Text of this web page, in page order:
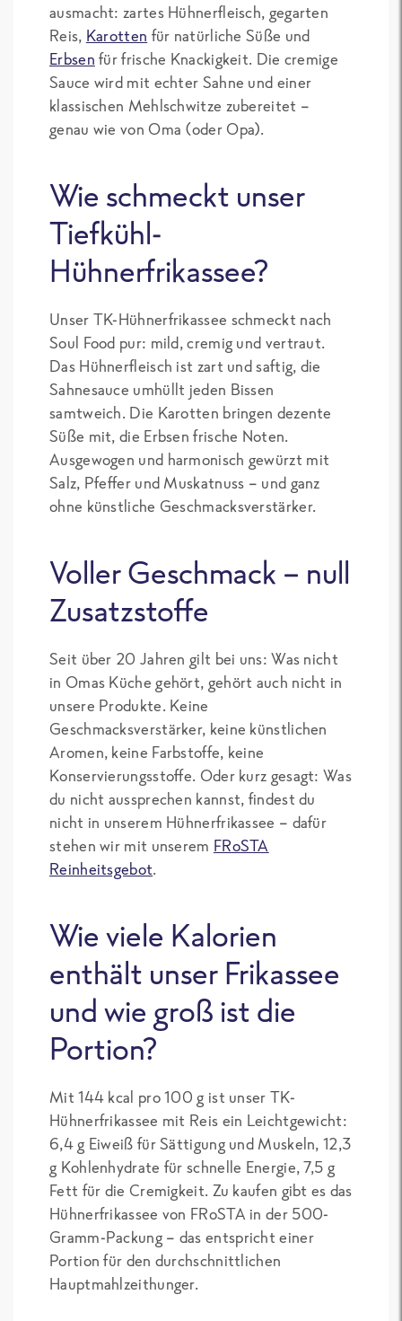
ausmacht: zartes Hühnerfleisch, gegarten
Reis, Karotten für natürliche Süße und
Erbsen für frische Knackigkeit. Die cremige
Sauce wird mit echter Sahne und einer
klassischen Mehlschwitze zubereitet –
genau wie von Oma (oder Opa).
Wie schmeckt unser
Tiefkühl-
Hühnerfrikassee?
Unser TK-Hühnerfrikassee schmeckt nach
Soul Food pur: mild, cremig und vertraut.
Das Hühnerfleisch ist zart und saftig, die
Sahnesauce umhüllt jeden Bissen
samtweich. Die Karotten bringen dezente
Süße mit, die Erbsen frische Noten.
Ausgewogen und harmonisch gewürzt mit
Salz, Pfeffer und Muskatnuss – und ganz
ohne künstliche Geschmacksverstärker.
Voller Geschmack – null
Zusatzstoffe
Seit über 20 Jahren gilt bei uns: Was nicht
in Omas Küche gehört, gehört auch nicht in
unsere Produkte. Keine
Geschmacksverstärker, keine künstlichen
Aromen, keine Farbstoffe, keine
Konservierungsstoffe. Oder kurz gesagt: Was
du nicht aussprechen kannst, findest du
nicht in unserem Hühnerfrikassee – dafür
stehen wir mit unserem FRoSTA
Reinheitsgebot.
Wie viele Kalorien
enthält unser Frikassee
und wie groß ist die
Portion?
Mit 144 kcal pro 100 g ist unser TK-
Hühnerfrikassee mit Reis ein Leichtgewicht:
6,4 g Eiweiß für Sättigung und Muskeln, 12,3
g Kohlenhydrate für schnelle Energie, 7,5 g
Fett für die Cremigkeit. Zu kaufen gibt es das
Hühnerfrikassee von FRoSTA in der 500-
Gramm-Packung – das entspricht einer
Portion für den durchschnittlichen
Hauptmahlzeithunger.